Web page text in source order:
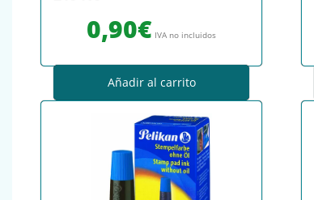
0,90€ IVA no incluidos
Añadir al carrito